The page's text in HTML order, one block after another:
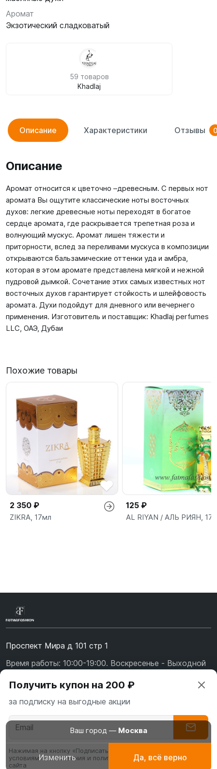
Абаи
Платья для
Аромат
Экзотический сладковатый
59 товаров
Khadlaj
Описание Характеристики Отзывы 0
Описание
Аромат относится к цветочно –древесным. С первых нот
аромата Вы ощутите классические ноты восточных
духов: легкие древесные ноты переходят в богатое
сердце аромата, где раскрывается трепетная роза и
волнующий мускус. Аромат лишен тяжести и
приторности, вслед за переливами мускуса в композиции
открываются бальзамические оттенки уда и амбра,
которая в этом аромате представлена мягкой и нежной
пудровой дымкой. Сочетание этих самых известных нот
восточных духов гарантирует стойкость и шлейфовость
аромата. Духи подойдут для дневного или вечернего
применения. Изготовитель и поставщик: Khadlaj perfumes
LLC, ОАЭ, Дубаи
Похожие товары
2 350 ₽
ZIKRA, 17мл
125 ₽
AL RIYAN / АЛЬ РИЯН,
Проспект Мира д 101 стр 1
Время работы: 10:00-19:00. Воскресенье - Выходной
+7 (926) 478-75-47
fatmafashion@mail.ru
О бренде
Доставка
Оплата
Получить купон на 200 ₽
за подписку на выгодные акции
Нажимая на кнопку «Подписаться» вы соглашаетесь с
условиями пользования и политикой конфиденциальности
сайта
Ваш город — Москва
Изменить Да, всё верно